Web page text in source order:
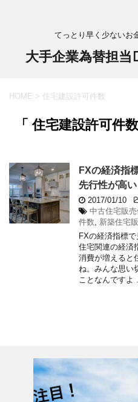
てっとり早く少ないお
大手企業為替担
HOME > 住宅建設許可件数
「 住宅建設許可件
FXの経済指
先行性が高い
2017/01/10
中古住宅販売
件数
新築住宅
FXの経済指標
住宅関連の経済
消費が増えると
ね。みんな思い
ことなんですよ